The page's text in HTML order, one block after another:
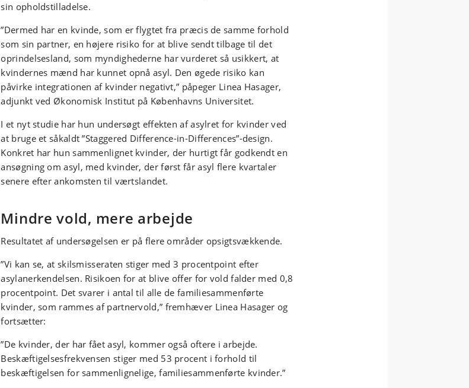
sin opholdstilladelse.
”Dermed har en kvinde, som er flygtet fra præcis de samme forhold
som sin partner, en højere risiko for at blive sendt tilbage til det
oprindelsesland, som myndighederne har vurderet så usikkert, at
kvindernes mænd har kunnet opnå asyl. Den øgede risiko kan
påvirke integrationen af kvinder negativt,” påpeger Linea Hasager,
adjunkt ved Økonomisk Institut på Københavns Universitet.
I et nyt studie har hun undersøgt effekten af asylret for kvinder ved
at bruge et såkaldt ”Staggered Difference-in-Differences”-design.
Konkret har hun sammenlignet kvinder, der hurtigt får godkendt en
ansøgning om asyl, med kvinder, der først får asyl flere kvartaler
senere efter ankomsten til værtslandet.
Mindre vold, mere arbejde
Resultatet af undersøgelsen er på flere områder opsigtsvækkende.
”Vi kan se, at skilsmisseraten stiger med 3 procentpoint efter
asylanerkendelsen. Risikoen for at blive offer for vold falder med 0,8
procentpoint. Det svarer i antal til alle de familiesammenførte
kvinder, som rammes af partnervold,” fremhæver Linea Hasager og
fortsætter:
”De kvinder, der har fået asyl, kommer også oftere i arbejde.
Beskæftigelsesfrekvensen stiger med 53 procent i forhold til
beskæftigelsen for sammenlignelige, familiesammenførte kvinder.”